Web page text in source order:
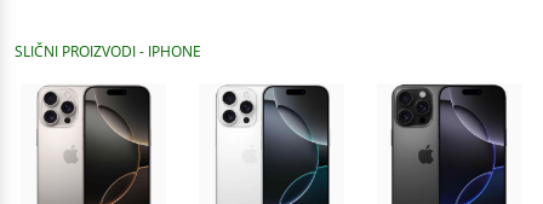
SLIČNI PROIZVODI - IPHONE